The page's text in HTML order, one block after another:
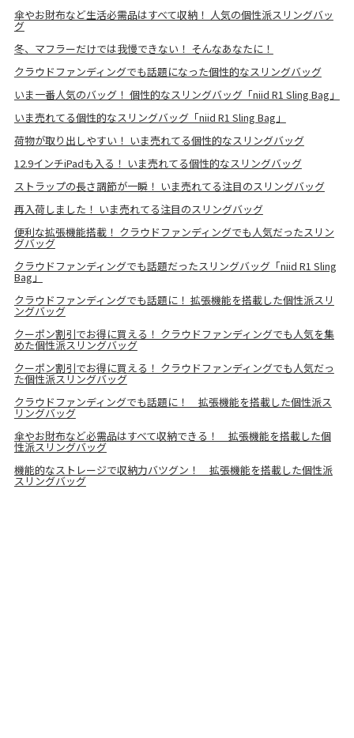
傘やお財布など生活必需品はすべて収納！ 人気の個性派スリングバッ
グ
冬、マフラーだけでは我慢できない！ そんなあなたに！
クラウドファンディングでも話題になった個性的なスリングバッグ
いま一番人気のバッグ！ 個性的なスリングバッグ「niid R1 Sling Bag」
いま売れてる個性的なスリングバッグ「niid R1 Sling Bag」
荷物が取り出しやすい！ いま売れてる個性的なスリングバッグ
12.9インチiPadも入る！ いま売れてる個性的なスリングバッグ
ストラップの長さ調節が一瞬！ いま売れてる注目のスリングバッグ
再入荷しました！ いま売れてる注目のスリングバッグ
便利な拡張機能搭載！ クラウドファンディングでも人気だったスリン
グバッグ
クラウドファンディングでも話題だったスリングバッグ「niid R1 Sling
Bag」
クラウドファンディングでも話題に！ 拡張機能を搭載した個性派スリ
ングバッグ
クーポン割引でお得に買える！ クラウドファンディングでも人気を集
めた個性派スリングバッグ
クーポン割引でお得に買える！ クラウドファンディングでも人気だっ
た個性派スリングバッグ
クラウドファンディングでも話題に！ 拡張機能を搭載した個性派ス
リングバッグ
傘やお財布など必需品はすべて収納できる！ 拡張機能を搭載した個
性派スリングバッグ
機能的なストレージで収納力バツグン！ 拡張機能を搭載した個性派
スリングバッグ